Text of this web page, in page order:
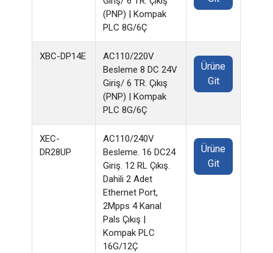
(PNP) | Kompak
PLC 8G/6Ç
XBC-DP14E
AC110/220V
Besleme 8 DC 24V
Giriş/ 6 TR. Çıkış
(PNP) | Kompak
PLC 8G/6Ç
Ürüne
Git
XEC-
DR28UP
AC110/240V
Besleme. 16 DC24
Giriş. 12 RL Çıkış.
Dahili 2 Adet
Ethernet Port,
2Mpps 4 Kanal
Pals Çıkış |
Kompak PLC
16G/12Ç
Ürüne
Git